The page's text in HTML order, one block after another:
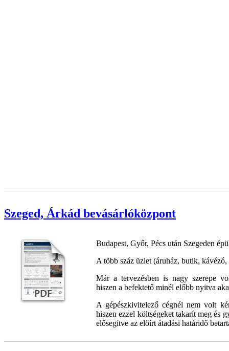
Szeged, Árkád bevásárlóközpont
Budapest, Győr, Pécs után Szegeden
A több száz üzlet (áruház, butik,
Már a tervezésben is nagy szerepe
hiszen a befektető minél előbb nyitva
A gépészkivitelező cégnél nem volt
hiszen ezzel költségeket takarít meg és
elősegítve az előírt átadási határidő